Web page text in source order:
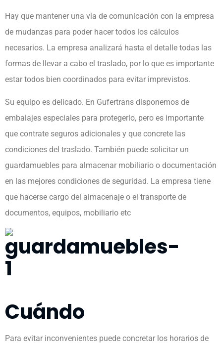
Hay que mantener una vía de comunicación con la empresa
de mudanzas para poder hacer todos los cálculos
necesarios. La empresa analizará hasta el detalle todas las
formas de llevar a cabo el traslado, por lo que es importante
estar todos bien coordinados para evitar imprevistos.
Su equipo es delicado. En Gufertrans disponemos de
embalajes especiales para protegerlo, pero es importante
que contrate seguros adicionales y que concrete las
condiciones del traslado. También puede solicitar un
guardamuebles para almacenar mobiliario o documentación
en las mejores condiciones de seguridad. La empresa tiene
que hacerse cargo del almacenaje o el transporte de
documentos, equipos, mobiliario etc
Cuándo
Para evitar inconvenientes puede concretar los horarios de